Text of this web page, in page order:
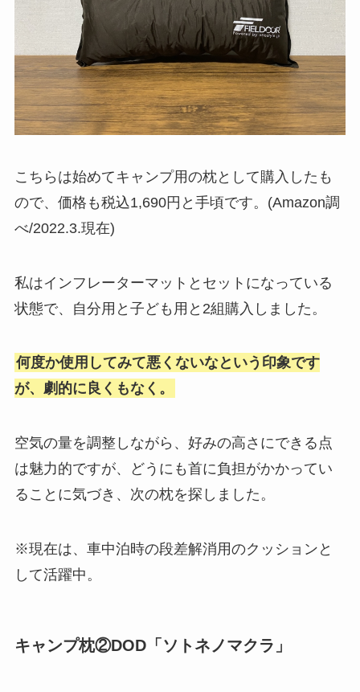
こちらは始めてキャンプ用の枕として購入したも
ので、価格も税込1,690円と手頃です。(Amazon調
べ/2022.3.現在)
私はインフレーターマットとセットになっている
状態で、自分用と子ども用と2組購入しました。
何度か使用してみて悪くないなという印象です
が、劇的に良くもなく。
空気の量を調整しながら、好みの高さにできる点
は魅力的ですが、どうにも首に負担がかかってい
ることに気づき、次の枕を探しました。
※現在は、車中泊時の段差解消用のクッションと
して活躍中。
キャンプ枕②DOD「ソトネノマクラ」